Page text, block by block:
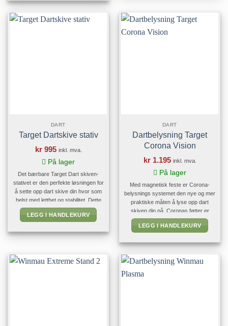
DART
Target Dartskive stativ
kr995 inkl. mva.
På lager
Det bærbare Target Dart skiven-
stativet er den perfekte løsningen for
å sette opp dart skive din hvor som
helst med letthet og stabilitet. Dette
stativet har en solid trebent design
som sikrer optimal stabilitet på alle
innendørs eller utendørs. Det er
LEGG I HANDLEKURV
DART
Dartbelysning Target
Corona Vision
kr1.195 inkl. mva.
På lager
Med magnetisk feste er Corona-
belysnings systemet den nye og mer
praktiske måten å lyse opp dart
skiven din på. Coronas føtter er
magnetiske, slik at de kan festes til
stål ringen på dart skiven. Du kan
ramme, et dart beskyttelse ring eller
bare en dart skive alene. Corona [...]
LEGG I HANDLEKURV